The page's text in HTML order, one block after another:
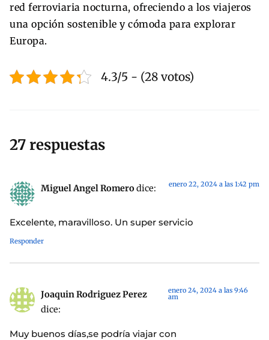
red ferroviaria nocturna, ofreciendo a los viajeros
una opción sostenible y cómoda para explorar
Europa.
4.3/5 - (28 votos)
27 respuestas
Miguel Angel Romerodice: enero 22, 2024 a las 1:42 pm
Excelente, maravilloso. Un super servicio
Responder
Joaquin Rodriguez Perez
dice:
enero 24, 2024 a las 9:46
am
Muy buenos días,se podría viajar con